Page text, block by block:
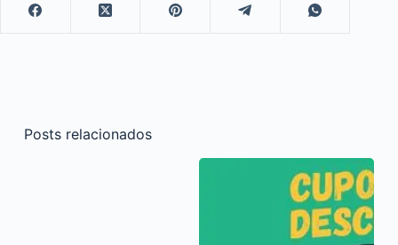
Posts relacionados